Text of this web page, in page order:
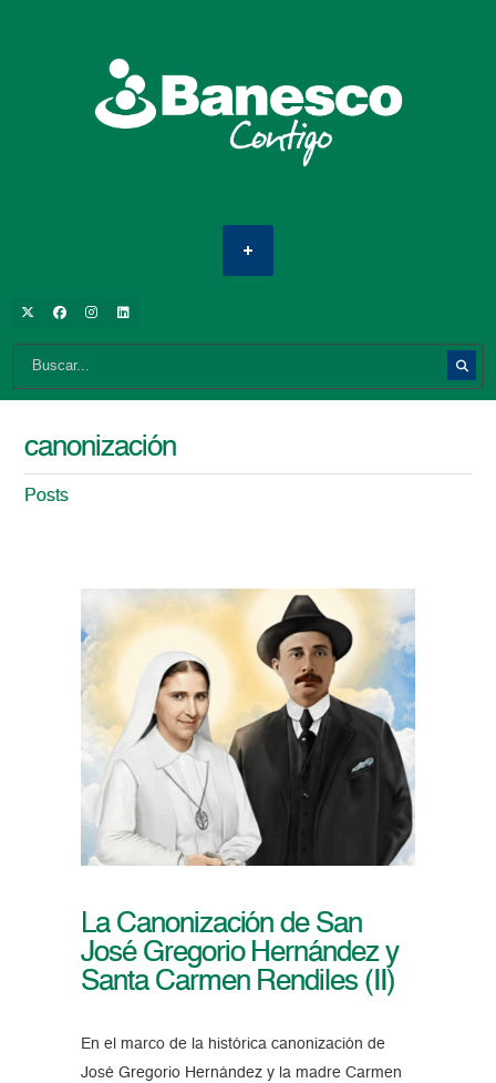
canonización
Posts
La Canonización de San
José Gregorio Hernández y
Santa Carmen Rendiles (II)
En el marco de la histórica canonización de
José Gregorio Hernández y la madre Carmen